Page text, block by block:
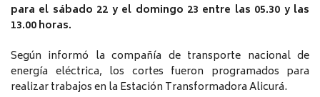
para el sábado 22 y el domingo 23 entre las 05.30 y las
13.00 horas.
Según informó la compañía de transporte nacional de
energía eléctrica, los cortes fueron programados para
realizar trabajos en la Estación Transformadora Alicurá.